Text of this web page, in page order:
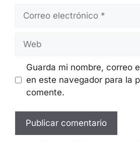
Nombre
Correo
electrónico